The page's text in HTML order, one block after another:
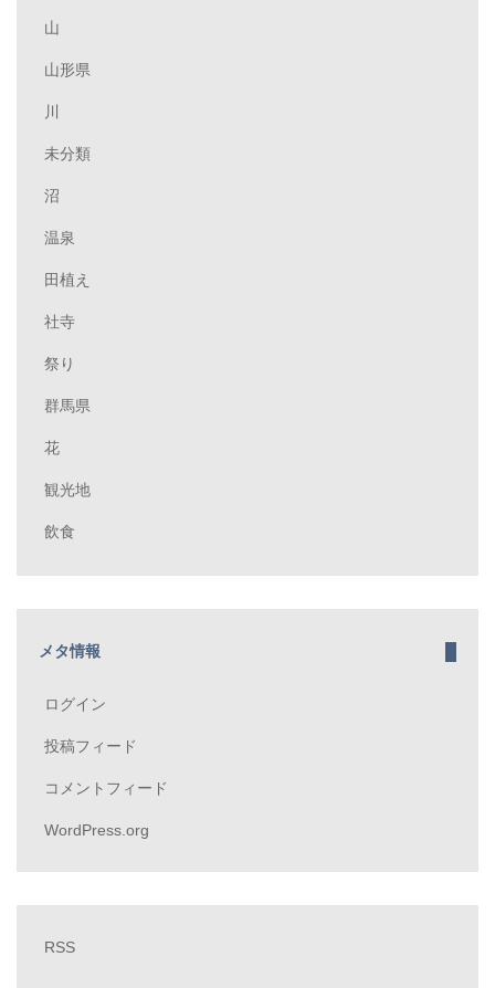
山
山形県
川
未分類
沼
温泉
田植え
社寺
祭り
群馬県
花
観光地
飲食
メタ情報
ログイン
投稿フィード
コメントフィード
WordPress.org
RSS